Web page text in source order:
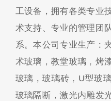
工设备，拥有各类专业
术支持、专业的管理团
系。本公司专业生产：
术玻璃，教堂玻璃，烤
玻璃，玻璃砖，U型玻
玻璃隔断，激光内雕发